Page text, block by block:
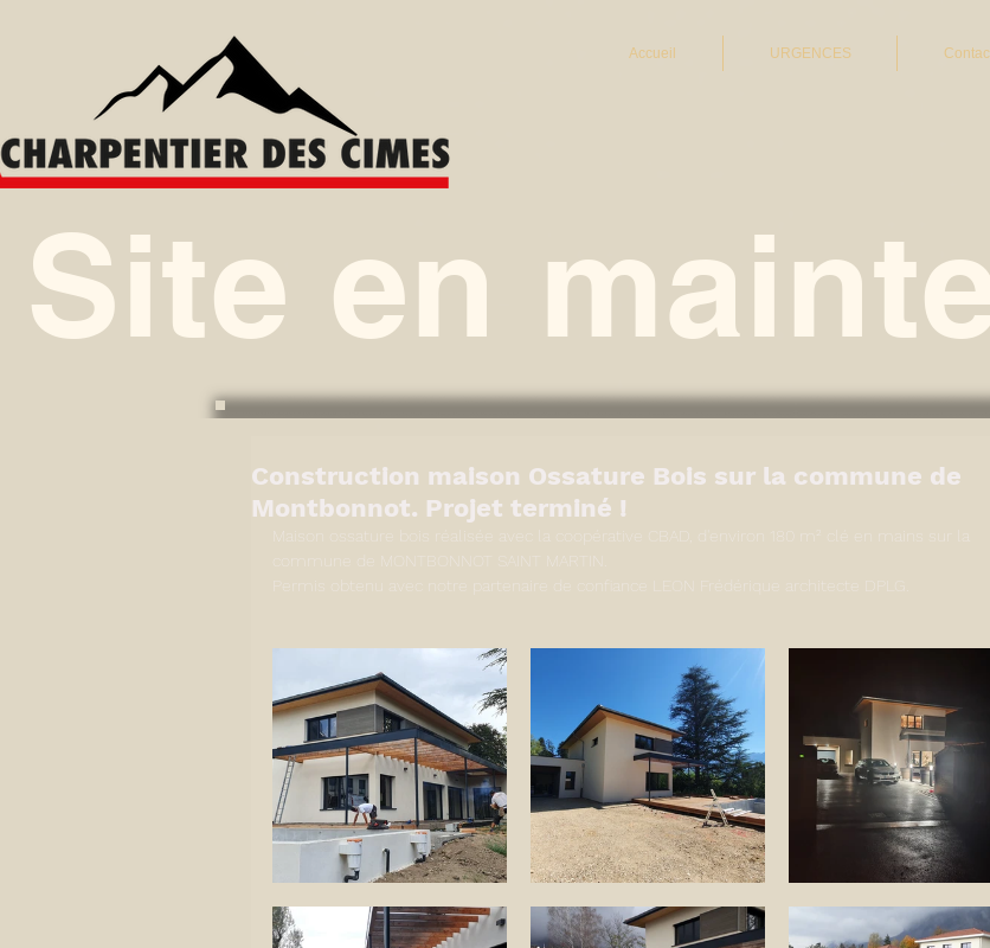
Accueil URGENCES
Site en
Construction maison Ossature Bois sur la commune de
Montbonnot. Projet terminé !
Maison ossature bois réalisée avec la coopérative CBAD, d'environ 180 m² clé en mains sur la
commune de MONTBONNOT SAINT MARTIN.